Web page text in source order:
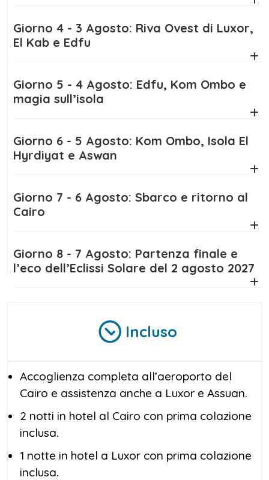
Giorno 4 - 3 Agosto: Riva Ovest di Luxor,
El Kab e Edfu
Giorno 5 - 4 Agosto: Edfu, Kom Ombo e
magia sull’isola
Giorno 6 - 5 Agosto: Kom Ombo, Isola El
Hyrdiyat e Aswan
Giorno 7 - 6 Agosto: Sbarco e ritorno al
Cairo
Giorno 8 - 7 Agosto: Partenza finale e
l’eco dell’Eclissi Solare del 2 agosto 2027
Incluso
Accoglienza completa all’aeroporto del
Cairo e assistenza anche a Luxor e Assuan.
2 notti in hotel al Cairo con prima colazione
inclusa.
1 notte in hotel a Luxor con prima colazione
inclusa.